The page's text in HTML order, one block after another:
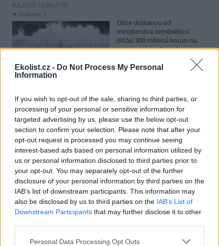
Ekolist.cz - Do Not Process My Personal
Information
If you wish to opt-out of the sale, sharing to third parties, or
processing of your personal or sensitive information for
targeted advertising by us, please use the below opt-out
section to confirm your selection. Please note that after your
opt-out request is processed you may continue seeing
interest-based ads based on personal information utilized by
us or personal information disclosed to third parties prior to
your opt-out. You may separately opt-out of the further
disclosure of your personal information by third parties on the
IAB’s list of downstream participants. This information may
also be disclosed by us to third parties on the IAB’s List of
Downstream Participants that may further disclose it to other
Personal Data Processing Opt Outs
4.8.2026 13:09 (ČTK)
Diskuse: 3
Obce dostanou od
ministerstva zemědělství
(MZe) 300 milionů korun na
opravu, výstavbu nebo
odbahnění malých vodních
nádrží. Žádost o dotace mohou podávat od 7. září do 7. října.
Hospodářským zvířatům pomáhají při vedrech remízky
i kamenné stáje
4.8.2026 12:52 ( ČTK
Hospodářská zvířata na jihu
Čech se při tropických
teplotách ochlazují v
remízkách i kamenných stájích.
Někteří jihočeští farmáři
vypouštějí krávy, ovce či koně na pastviny v noci a v největších
vedrech je nechávají uvnitř chladnějších budov. Kvůli suchu
neroste na loukách tráva a zemědělci musí dobytek přikrmovat
zásobami sena na zimu. Vysychají zdroje vody a rostou náklady na
její dopravu i na elektřinu na ochlazování zvířat, zjistila ČTK.
tři lvice, píše BBC News